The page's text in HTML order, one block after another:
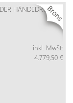
inkl. MwSt:
4.779,50 €